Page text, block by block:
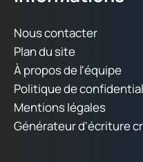
Nous contacter
Plan du site
À propos de l'équipe
Politique de
Mentions légales
Générateur d'écriture